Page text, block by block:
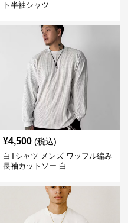
ト半袖シャツ
¥4,500 (税込)
白Tシャツ メンズ ワッフル編み
長袖カットソー 白